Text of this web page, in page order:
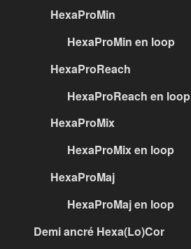
HexaProMin
HexaProMin en loop
HexaProReach
HexaProReach en loop
HexaProMix
HexaProMix en loop
HexaProMaj
HexaProMaj en loop
Demi ancré Hexa(Lo)Cor